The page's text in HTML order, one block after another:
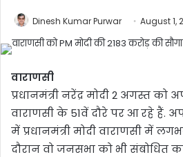
Dinesh Kumar Purwar August 1,
वाराणसी
प्रधानमंत्री नरेंद्र मोदी 2 अगस्त को
वाराणसी के 51वें दौरे पर आ रहे हैं.
में प्रधानमंत्री मोदी वाराणसी में
दौरान वो जनसभा को भी संबोधित